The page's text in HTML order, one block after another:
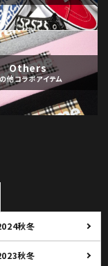
Others
他コラボアイテム
秋冬
秋冬